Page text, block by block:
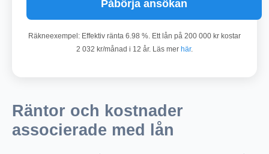
Påbörja ansökan
Räkneexempel: Effektiv ränta 6.98 %. Ett lån på 200 000 kr kostar
2 032 kr/månad i 12 år. Läs mer här.
Räntor och kostnader
associerade med lån